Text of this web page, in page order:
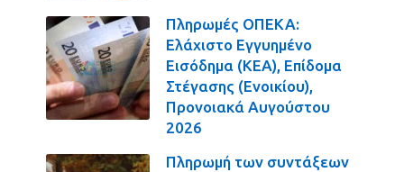
Πληρωμές ΟΠΕΚΑ:
Ελάχιστο Εγγυημένο
Εισόδημα (ΚΕΑ), Επίδομα
Στέγασης (Ενοικίου),
Προνοιακά Αυγούστου
2026
Πληρωμή των συντάξεων